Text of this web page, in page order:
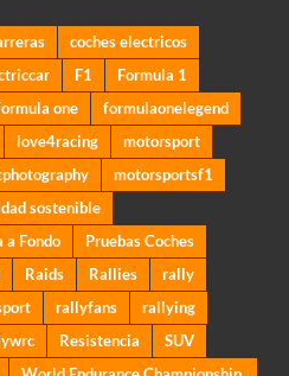
coches electricos
F1
Formula 1
one
formulaonelegend
love4racing
motorsport
motorsportsf1
sostenible
a Fondo
Pruebas Coches
Raids Rallies
rally
rallyfans
rallying
Resistencia
SUV